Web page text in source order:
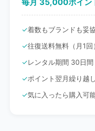
毎月 35,000ポイン
着数もブランドも妥
往復送料無料（月1回
レンタル期間 30日間
ポイント翌月繰り越
気に入ったら購入可